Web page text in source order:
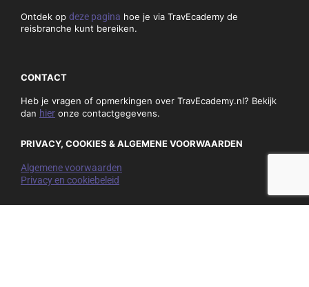
Ontdek op deze pagina hoe je via TravEcademy de
reisbranche kunt bereiken.
CONTACT
Heb je vragen of opmerkingen over TravEcademy.nl? Bekijk
dan hier onze contactgegevens.
PRIVACY, COOKIES & ALGEMENE VOORWAARDEN
Algemene voorwaarden
Privacy en cookiebeleid